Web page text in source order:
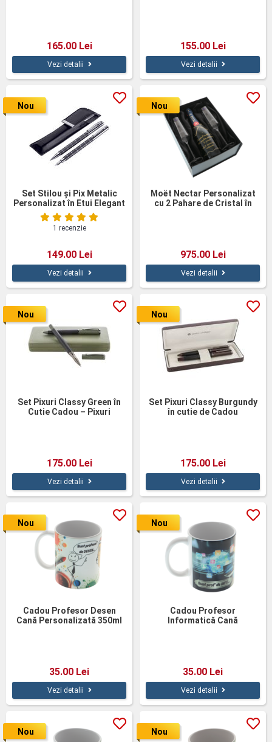
165.00 Lei
Vezi detalii
155.00 Lei
Vezi detalii
Set Stilou și Pix Metalic
Personalizat în Etui Elegant
– Cadou Premium
1 recenzie
149.00 Lei
Nou
Vezi detalii
Moët Nectar Personalizat
cu 2 Pahare de Cristal în
975.00 Lei
Nou
Vezi detalii
Set Pixuri Classy Green în
Cutie Cadou – Pixuri
175.00 Lei
Nou
Vezi detalii
Set Pixuri Classy Burgundy
în cutie de Cadou
175.00 Lei
Nou
Vezi detalii
Cadou Profesor Desen
Cană Personalizată 350ml
35.00 Lei
Nou
Vezi detalii
Cadou Profesor
Informatică Cană
35.00 Lei
Nou
Vezi detalii
Nou Nou